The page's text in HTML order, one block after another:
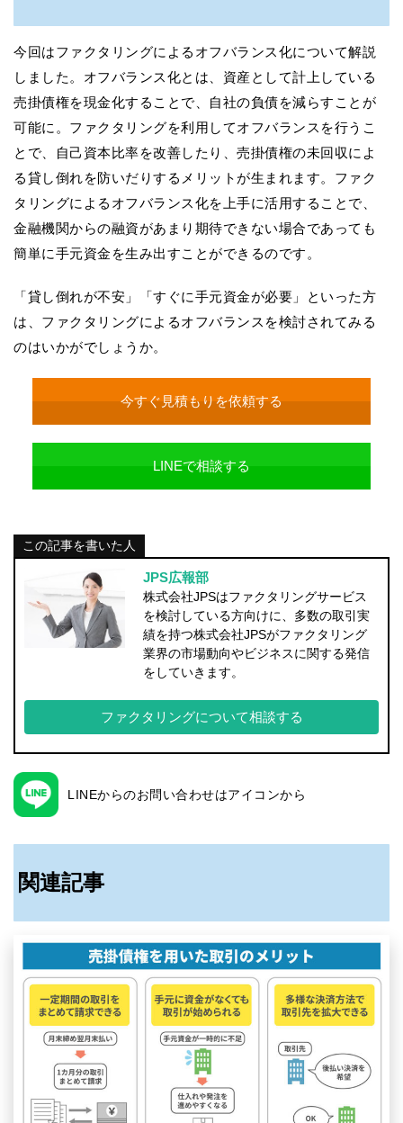
今回はファクタリングによるオフバランス化について解説
しました。オフバランス化とは、資産として計上している
売掛債権を現金化することで、自社の負債を減らすことが
可能に。ファクタリングを利用してオフバランスを行うこ
とで、自己資本比率を改善したり、売掛債権の未回収によ
る貸し倒れを防いだりするメリットが生まれます。ファク
タリングによるオフバランス化を上手に活用することで、
金融機関からの融資があまり期待できない場合であっても
簡単に手元資金を生み出すことができるのです。
「貸し倒れが不安」「すぐに手元資金が必要」といった方
は、ファクタリングによるオフバランスを検討されてみる
のはいかがでしょうか。
今すぐ見積もりを依頼する
LINEで相談する
この記事を書いた人
JPS広報部
株式会社JPSはファクタリングサービス
を検討している方向けに、多数の取引実
績を持つ株式会社JPSがファクタリング
業界の市場動向やビジネスに関する発信
をしていきます。
ファクタリングについて相談する
LINEからのお問い合わせはアイコンから
関連記事